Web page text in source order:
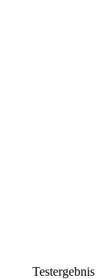
Testergebnis